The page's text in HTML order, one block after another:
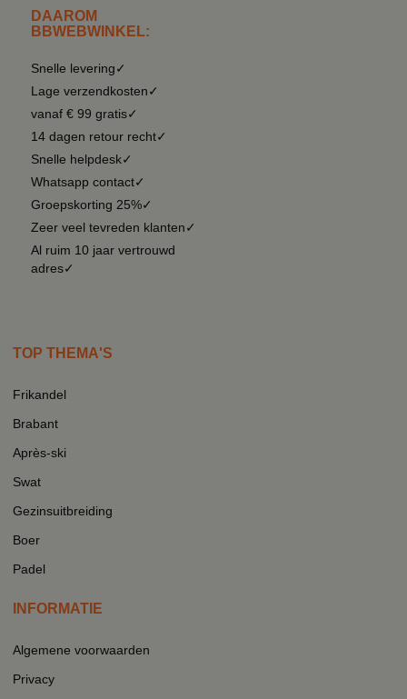
DAAROM
BBWEBWINKEL:
Snelle levering✓
Lage verzendkosten✓
vanaf € 99 gratis✓
14 dagen retour recht✓
Snelle helpdesk✓
Whatsapp contact✓
Groepskorting 25%✓
Zeer veel tevreden klanten✓
Al ruim 10 jaar vertrouwd
adres✓
TOP THEMA'S
Frikandel
Brabant
Après-ski
Swat
Gezinsuitbreiding
Boer
Padel
INFORMATIE
Algemene voorwaarden
Privacy